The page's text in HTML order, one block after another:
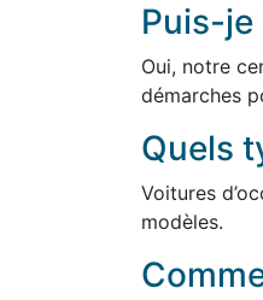
Puis-je
Oui, notre
démarches
Quels
Voitures
modèles.